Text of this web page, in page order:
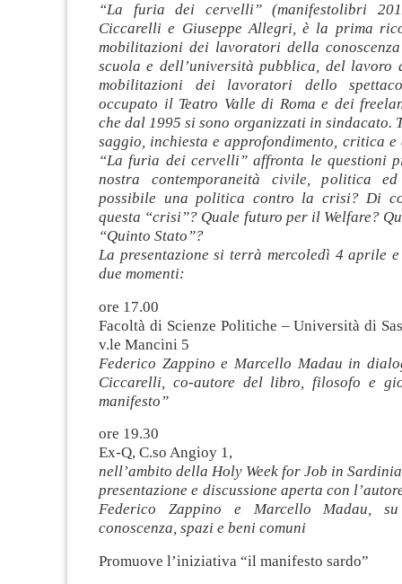
“La furia dei cervelli” (manifestolibri
Ciccarelli e Giuseppe Allegri, è la prima
mobilitazioni dei lavoratori della
scuola e dell’università pubblica, del lavoro
mobilitazioni dei lavoratori dello
occupato il Teatro Valle di Roma e dei
che dal 1995 si sono organizzati in sindacato.
saggio, inchiesta e approfondimento, critica
“La furia dei cervelli” affronta le questioni
nostra contemporaneità civile, politica
possibile una politica contro la crisi? Di
questa “crisi”? Quale futuro per il Welfare?
“Quinto Stato”?
La presentazione si terrà mercoledì 4 aprile
due momenti:
ore 17.00
Facoltà di Scienze Politiche – Università di
v.le Mancini 5
Federico Zappino e Marcello Madau in
Ciccarelli, co-autore del libro, filosofo e
manifesto”
ore 19.30
Ex-Q, C.so Angioy 1,
nell’ambito della Holy Week for Job in
presentazione e discussione aperta con
Federico Zappino e Marcello Madau,
conoscenza, spazi e beni comuni
Promuove l’iniziativa “il manifesto sardo”